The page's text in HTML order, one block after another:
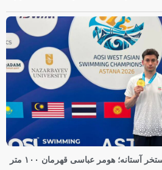
درخشش ملی‌پوش ایران در استخر آستانه؛ هومر عباسی قهرمان ۱۰۰ متر